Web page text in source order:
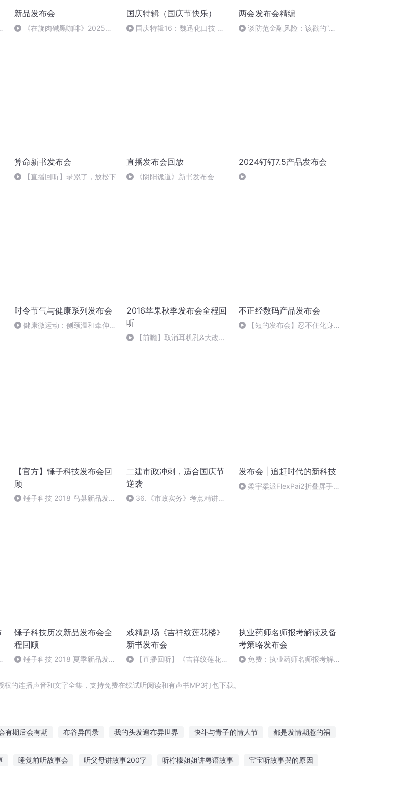
新品发布会
《在旋肉碱黑咖啡》2025年7
国庆特辑（国庆节快乐）
国庆特辑16：魏迅化口技 二
两会发布会精编
谈防范金融风险：该戳的“脓
算命新书发布会
【直播回听】录累了，放松下
直播发布会回放
《阴阳诡道》新书发布会
2024钉钉7.5产品发布会
时令节气与健康系列发布会
健康微运动：侧颈温和牵伸，
2016苹果秋季发布会全程回
听
【前瞻】取消耳机孔&大改
不正经数码产品发布会
【短的发布会】忍不住化身一
【官方】锤子科技发布会回
顾
锤子科技 2018 鸟巢新品发布
二建市政冲刺，适合国庆节
逆袭
36.《市政实务》考点精讲第
发布会 | 追赶时代的新科技
柔宇柔派FlexPai2折叠屏手机
锤子科技历次新品发布会全
程回顾
锤子科技 2018 夏季新品发布
戏精剧场《吉祥纹莲花楼》
新书发布会
【直播回听】《吉祥纹莲花
执业药师名师报考解读及备
考策略发布会
免费：执业药师名师报考解读
的连播声音和文字全集，支持免费在线试听阅读和有声书MP3打包下载。
有期后会有期 布谷异闻录 我的头发遍布异世界 快斗与青子的情人节 都是发情期惹的祸
睡觉前听故事会 听父母讲故事200字 听柠檬姐姐讲粤语故事 宝宝听故事哭的原因